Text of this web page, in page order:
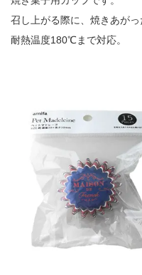
召し上がる際に、焼きあが
耐熱温度180℃まで対応。